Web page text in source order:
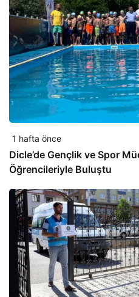
1 hafta önce
Dicle’de Gençlik ve Spor
Öğrencileriyle Buluştu